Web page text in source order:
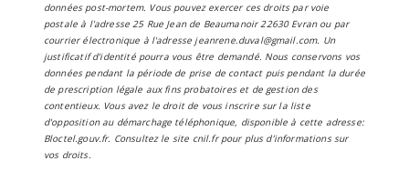
données post-mortem. Vous pouvez exercer ces droits par voie
postale à l'adresse 25 Rue Jean de Beaumanoir 22630 Evran ou par
courrier électronique à l'adresse jeanrene.duval@gmail.com. Un
justificatif d'identité pourra vous être demandé. Nous conservons vos
données pendant la période de prise de contact puis pendant la durée
de prescription légale aux fins probatoires et de gestion des
contentieux. Vous avez le droit de vous inscrire sur la liste
d'opposition au démarchage téléphonique, disponible à cette adresse:
Bloctel.gouv.fr. Consultez le site cnil.fr pour plus d’informations sur
vos droits.